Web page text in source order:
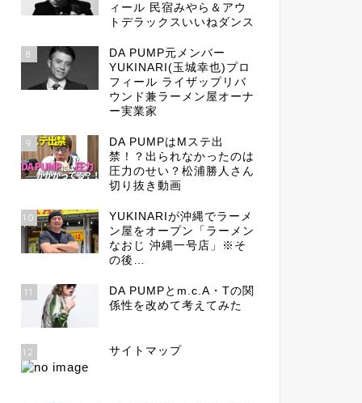
ィール 民宿みやら＆アウ
トデラックスいいねダンス
8
DA PUMP元メンバー
YUKINARI(玉城幸也)プロ
フィール ライザップリバ
ウンド兼ラーメン屋オーナ
ー実業家
9
DA PUMPはMステ出
禁！？出られなかったのは
圧力のせい？松浦勝人さん
切り抜き動画
10
YUKINARIが沖縄でラーメ
ン屋をオープン「ラーメン
なおじ 沖縄一号店」※そ
の後…
11
DA PUMPとm.c.A・Tの関
係性を改めて考えてみた
12 サイトマップ